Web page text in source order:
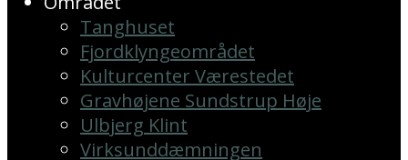
Tanghuset
Fjordklyngeområdet
Kulturcenter Værestedet
Gravhøjene Sundstrup Høje
Ulbjerg Klint
Virksunddæmningen